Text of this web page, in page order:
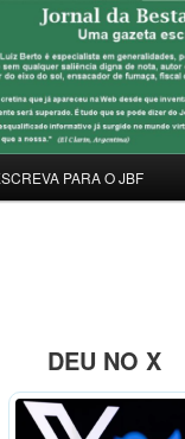
FUBANA
PARA O JBF
DEU NO X